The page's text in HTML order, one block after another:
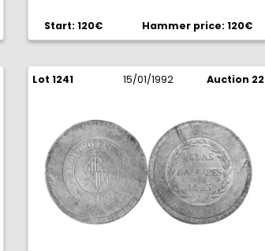
Start: 120€ Hammer price: 120€
Lot 1241 15/01/1992 Auction 22